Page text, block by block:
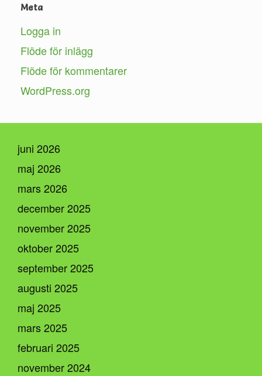
Meta
Logga in
Flöde för inlägg
Flöde för kommentarer
WordPress.org
juni 2026
maj 2026
mars 2026
december 2025
november 2025
oktober 2025
september 2025
augusti 2025
maj 2025
mars 2025
februari 2025
november 2024